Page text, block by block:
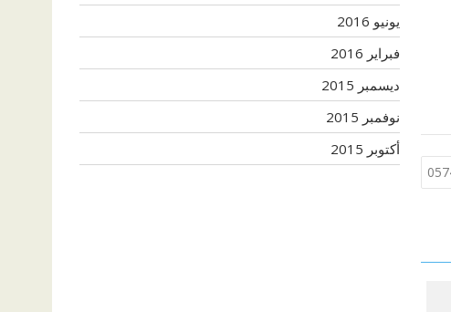
يونيو 2016
فبراير 2016
ديسمبر 2015
نوفمبر 2015
أكتوبر 2015